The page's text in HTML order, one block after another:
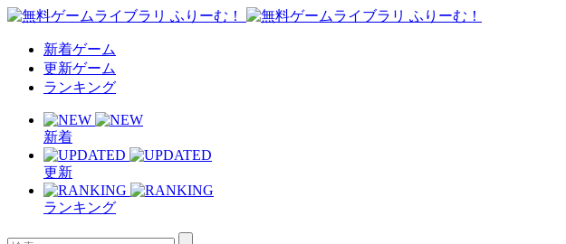
新着ゲーム
更新ゲーム
ランキング
新着
更新
ランキング